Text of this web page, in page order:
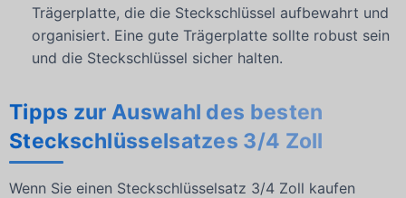
Trägerplatte, die die Steckschlüssel aufbewahrt und
organisiert. Eine gute Trägerplatte sollte robust sein
und die Steckschlüssel sicher halten.
Tipps zur Auswahl des besten
Steckschlüsselsatzes 3/4 Zoll
Wenn Sie einen Steckschlüsselsatz 3/4 Zoll kaufen